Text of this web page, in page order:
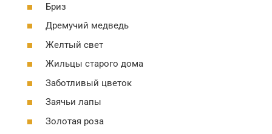
Бриз
Дремучий медведь
Желтый свет
Жильцы старого дома
Заботливый цветок
Заячьи лапы
Золотая роза